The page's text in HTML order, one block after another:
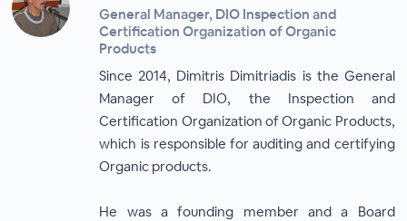
General Manager, DIO Inspection and
Certification Organization of Organic
Products
Since 2014, Dimitris Dimitriadis is the General
Manager of DIO, the Inspection and
Certification Organization of Organic Products,
which is responsible for auditing and certifying
Organic products.
He was a founding member and a Board